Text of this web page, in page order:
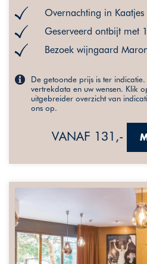
Overnachting in Kaatjes
Geserveerd ontbijt met
Bezoek wijngaard
De getoonde prijs is ter
vertrekdata en uw wensen. Klik
uitgebreider overzicht van
ons op.
VANAF 131,-